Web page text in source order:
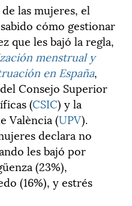
las mujeres, el
cómo gestionar
que les bajó la regla,
menstrual y
en España,
Consejo Superior
(CSIC) y la
València (UPV).
declara no
les bajó por
(23%),
(16%), y estrés